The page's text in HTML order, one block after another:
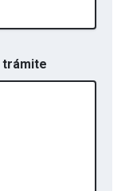
trámite